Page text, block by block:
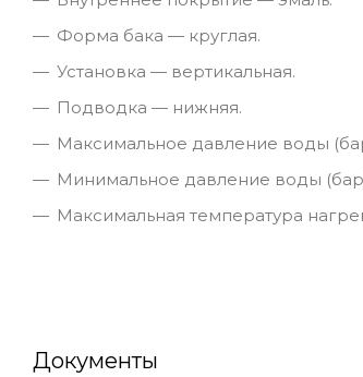
Форма бака — круглая.
Установка — вертикальная.
Подводка — нижняя.
Максимальное давление воды
Минимальное давление воды
Максимальная температура
Документы